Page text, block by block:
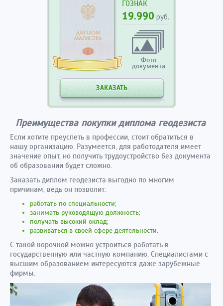
ГОЗНАК
19.990 руб.
Фото
документа
ЗАКАЗАТЬ
Преимущества покупки диплома геодезиста
Если хотите преуспеть в профессии, стоит обратиться в
нашу организацию. Разумеется, для работодателя имеет
значение опыт, но получить трудоустройство без документа
об образовании будет сложно.
Заказать диплом геодезиста выгодно по многим
причинам, ведь он позволит:
работать по специальности;
занимать руководящую должность;
получать высокий оклад;
развиваться в своей сфере деятельности.
С такой корочкой можно устроиться работать в
государственную или частную компанию. Специалистами с
высшим образованием интересуются даже зарубежные
фирмы.